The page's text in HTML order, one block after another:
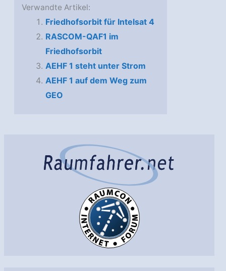
Verwandte Artikel:
Friedhofsorbit für Intelsat 4
RASCOM-QAF1 im
Friedhofsorbit
AEHF 1 steht unter Strom
AEHF 1 auf dem Weg zum
GEO